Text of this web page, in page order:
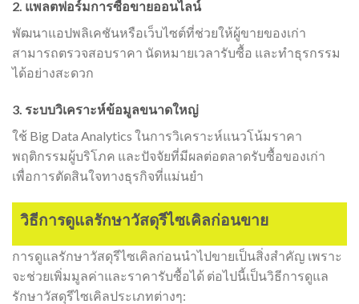
2. แพลตฟอร์มการซื้อขายออนไลน์
พัฒนาแอปพลิเคชันหรือเว็บไซต์ที่ช่วยให้ผู้ขายของเก่า
สามารถตรวจสอบราคา นัดหมายเวลารับซื้อ และทำธุรกรรม
ได้อย่างสะดวก
3. ระบบวิเคราะห์ข้อมูลขนาดใหญ่
ใช้ Big Data Analytics ในการวิเคราะห์แนวโน้มราคา
พฤติกรรมผู้บริโภค และปัจจัยที่มีผลต่อตลาดรับซื้อของเก่า
เพื่อการตัดสินใจทางธุรกิจที่แม่นยำ
วิธีการดูแลรักษาวัสดุรีไซเคิลก่อนขาย
การดูแลรักษาวัสดุรีไซเคิลก่อนนำไปขายเป็นสิ่งสำคัญ เพราะ
จะช่วยเพิ่มมูลค่าและราคารับซื้อได้ ต่อไปนี้เป็นวิธีการดูแล
รักษาวัสดุรีไซเคิลประเภทต่างๆ: